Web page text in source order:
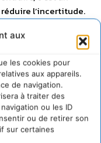
aux
les cookies pour
aux appareils.
de navigation.
à traiter des
ou les ID
ou de retirer son
sur certaines
l’incertitude.
de vigilance
comme un
le débat de la
pendant des
chimique,
celui-ci
des années plus
avec l’Europe,